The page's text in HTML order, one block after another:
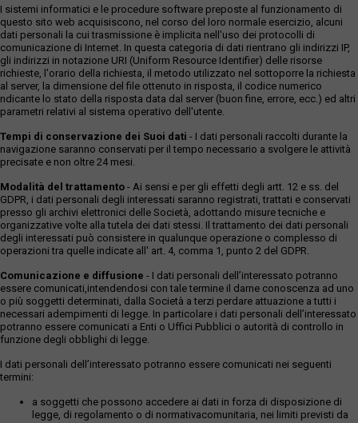
I sistemi informatici e le procedure software preposte al funzionamento di
questo sito web acquisiscono, nel corso del loro normale esercizio, alcuni
dati personali la cui trasmissione è implicita nell'uso dei protocolli di
comunicazione di Internet. In questa categoria di dati rientrano gli indirizzi IP,
gli indirizzi in notazione URI (Uniform Resource Identifier) delle risorse
richieste, l'orario della richiesta, il metodo utilizzato nel sottoporre la richiesta
al server, la dimensione del file ottenuto in risposta, il codice numerico
ndicante lo stato della risposta data dal server (buon fine, errore, ecc.) ed altri
parametri relativi al sistema operativo dell'utente.
Tempi di conservazione dei Suoi dati - I dati personali raccolti durante la
navigazione saranno conservati per il tempo necessario a svolgere le attività
precisate e non oltre 24 mesi.
Modalità del trattamento - Ai sensi e per gli effetti degli artt. 12 e ss. del
GDPR, i dati personali degli interessati saranno registrati, trattati e conservati
presso gli archivi elettronici delle Società, adottando misure tecniche e
organizzative volte alla tutela dei dati stessi. Il trattamento dei dati personali
degli interessati può consistere in qualunque operazione o complesso di
operazioni tra quelle indicate all' art. 4, comma 1, punto 2 del GDPR.
Comunicazione e diffusione - I dati personali dell’interessato potranno
essere comunicati,intendendosi con tale termine il darne conoscenza ad uno
o più soggetti determinati, dalla Società a terzi perdare attuazione a tutti i
necessari adempimenti di legge. In particolare i dati personali dell’interessato
potranno essere comunicati a Enti o Uffici Pubblici o autorità di controllo in
funzione degli obblighi di legge.
I dati personali dell’interessato potranno essere comunicati nei seguenti
termini:
a soggetti che possono accedere ai dati in forza di disposizione di
legge, di regolamento o di normativacomunitaria, nei limiti previsti da